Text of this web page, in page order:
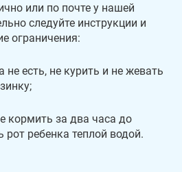
или по почте у нашей
следуйте инструкции и
ограничения:
не есть, не курить и не жевать
кормить за два часа до
ребенка теплой водой.